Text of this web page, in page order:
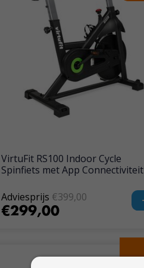
VirtuFit RS100 Indoor Cycle
Spinfiets met App Connectiviteit
Adviesprijs €399,00
€299,00